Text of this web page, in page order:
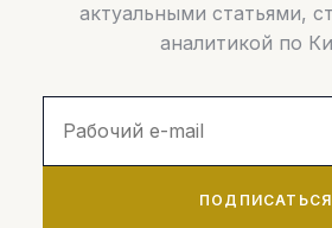
актуальными статьями,
аналитикой по
ПОДПИСАТЬСЯ